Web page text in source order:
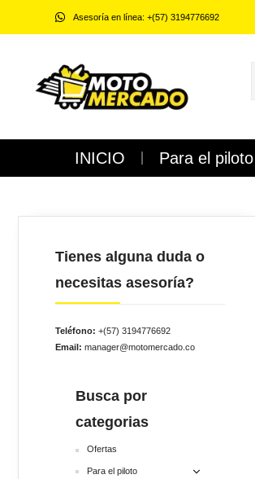
Asesoría en línea: +(57) 3194776692
Motociclistas
INICIO Para el piloto
Tienes alguna duda o
necesitas asesoría?
Teléfono: +(57) 3194776692
Email: manager@motomercado.co
Busca por
categorias
Ofertas
Para el piloto